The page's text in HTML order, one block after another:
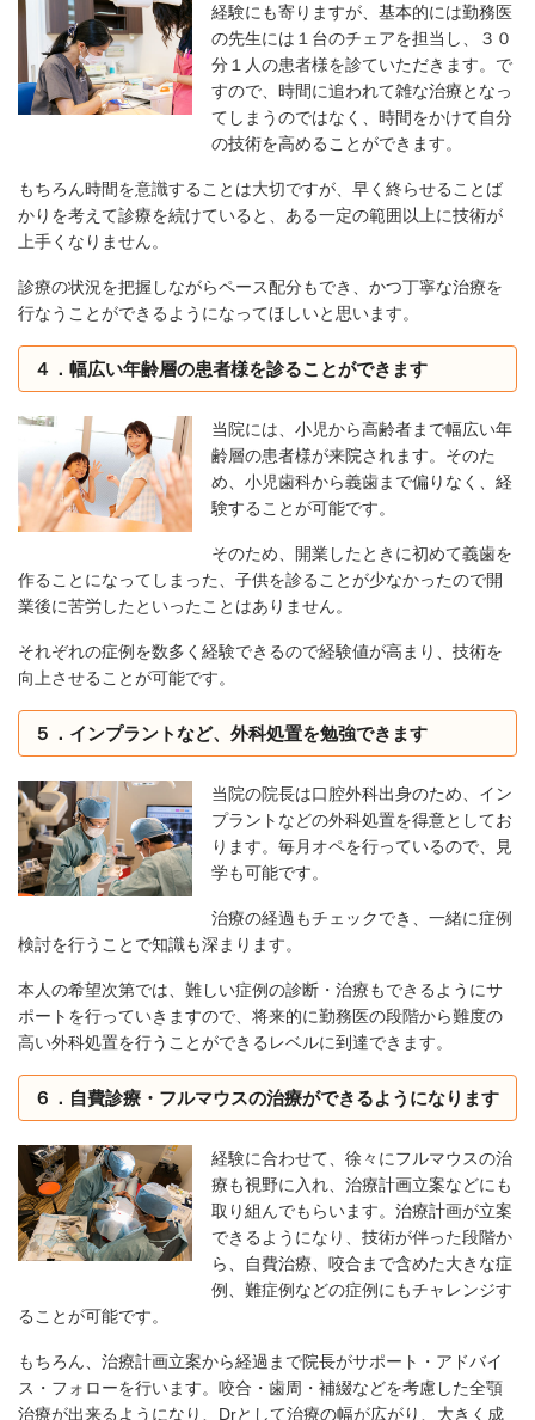
経験にも寄りますが、基本的には勤務医
の先生には１台のチェアを担当し、３０
分１人の患者様を診ていただきます。で
すので、時間に追われて雑な治療となっ
てしまうのではなく、時間をかけて自分
の技術を高めることができます。
もちろん時間を意識することは大切ですが、早く終らせることば
かりを考えて診療を続けていると、ある一定の範囲以上に技術が
上手くなりません。
診療の状況を把握しながらペース配分もでき、かつ丁寧な治療を
行なうことができるようになってほしいと思います。
４．幅広い年齢層の患者様を診ることができます
当院には、小児から高齢者まで幅広い年
齢層の患者様が来院されます。そのた
め、小児歯科から義歯まで偏りなく、経
験することが可能です。
そのため、開業したときに初めて義歯を
作ることになってしまった、子供を診ることが少なかったので開
業後に苦労したといったことはありません。
それぞれの症例を数多く経験できるので経験値が高まり、技術を
向上させることが可能です。
５．インプラントなど、外科処置を勉強できます
当院の院長は口腔外科出身のため、イン
プラントなどの外科処置を得意としてお
ります。毎月オペを行っているので、見
学も可能です。
治療の経過もチェックでき、一緒に症例
検討を行うことで知識も深まります。
本人の希望次第では、難しい症例の診断・治療もできるようにサ
ポートを行っていきますので、将来的に勤務医の段階から難度の
高い外科処置を行うことができるレベルに到達できます。
６．自費診療・フルマウスの治療ができるようになります
経験に合わせて、徐々にフルマウスの治
療も視野に入れ、治療計画立案などにも
取り組んでもらいます。治療計画が立案
できるようになり、技術が伴った段階か
ら、自費治療、咬合まで含めた大きな症
例、難症例などの症例にもチャレンジす
ることが可能です。
もちろん、治療計画立案から経過まで院長がサポート・アドバイ
ス・フォローを行います。咬合・歯周・補綴などを考慮した全顎
治療が出来るようになり、Drとして治療の幅が広がり、大きく成